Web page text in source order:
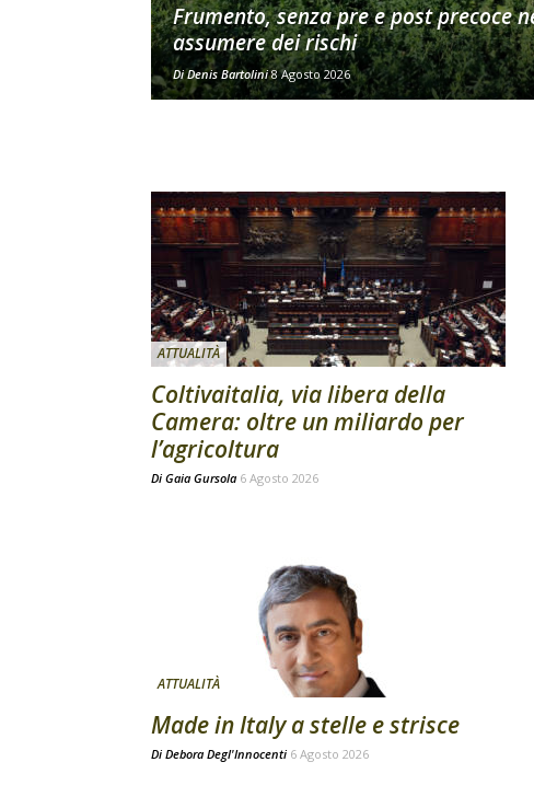
Frumento, senza pre e post precoce
assumere dei rischi
DiDenis Bartolini 8 Agosto 2026
ATTUALITÀ
Coltivaitalia, via libera della
Camera: oltre un miliardo per
l’agricoltura
Di Gaia Gursola 6 Agosto 2026
ATTUALITÀ
Made in Italy a stelle e strisce
Di Debora Degl'Innocenti 6 Agosto 2026